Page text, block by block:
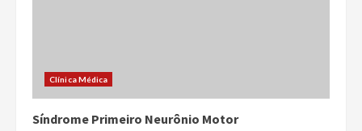
Clínica Médica
Síndrome Primeiro Neurônio Motor